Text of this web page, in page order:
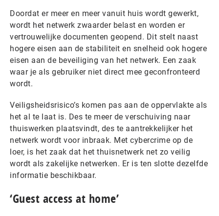
Doordat er meer en meer vanuit huis wordt gewerkt,
wordt het netwerk zwaarder belast en worden er
vertrouwelijke documenten geopend. Dit stelt naast
hogere eisen aan de stabiliteit en snelheid ook hogere
eisen aan de beveiliging van het netwerk. Een zaak
waar je als gebruiker niet direct mee geconfronteerd
wordt.
Veiligsheidsrisico’s komen pas aan de oppervlakte als
het al te laat is. Des te meer de verschuiving naar
thuiswerken plaatsvindt, des te aantrekkelijker het
netwerk wordt voor inbraak. Met cybercrime op de
loer, is het zaak dat het thuisnetwerk net zo veilig
wordt als zakelijke netwerken. Er is ten slotte dezelfde
informatie beschikbaar.
‘Guest access at home’